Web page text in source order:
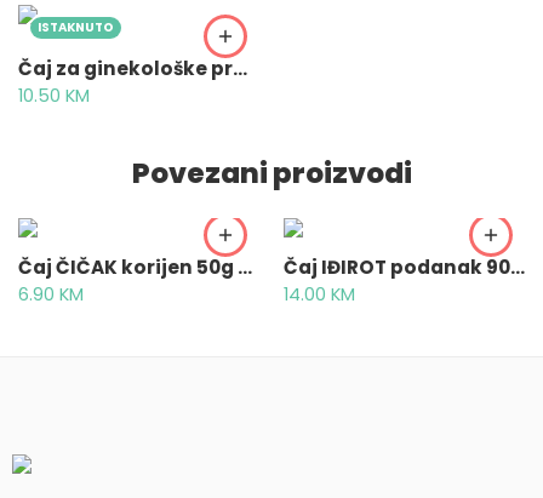
ISTAKNUTO
Čaj za ginekološke probleme GinoMIX® 50g – za intimno zdravlje žena svih dobnih skupina
10.50 KM
Povezani proizvodi
Čaj ČIČAK korijen 50g – Bardanae radix
6.90 KM
Čaj IĐIROT podanak 90g – Kalmus, Komuš, Calami rhizoma
14.00 KM